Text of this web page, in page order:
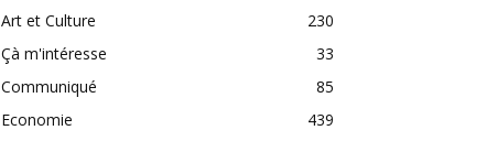
Art et Culture
230
Çà m'intéresse
33
Communiqué
85
Economie
439